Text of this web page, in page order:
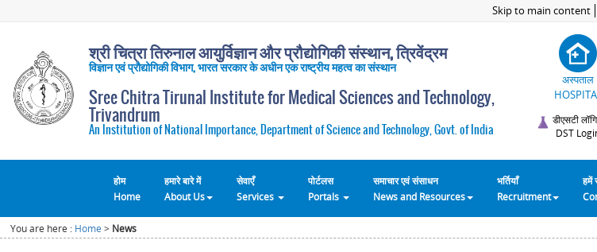
Skip to main content
श्री चित्रा तिरुनाल आयुर्विज्ञान और प्रौद्योगिकी संस्थान, त्रिवेंद्रम
विज्ञान एवं प्रौद्योगिकी विभाग, भारत सरकार के अधीन एक राष्ट्रीय महत्व का संस्थान
Sree Chitra Tirunal Institute for Medical Sciences and Technology,
Trivandrum
An Institution of National Importance, Department of Science and Technology, Govt. of India
अस्पताल
डीएसटी
DST
होम
Home
हमारे बारे में
About Us
सेवाएँ
Services
पोर्टलस
Portals
समाचार एवं संसाधन
News and Resources
भर्तियाँ
Recruitment
हमें
You are here : Home > News